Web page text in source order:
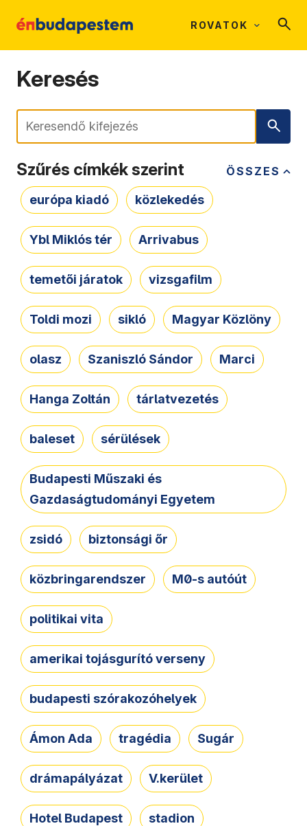
ROVATOK
Keresés
Keresés
ÖSSZES
Szűrés címkék szerint
európa kiadó közlekedés
Ybl Miklós tér Arrivabus
temetői járatok vizsgafilm
Toldi mozi sikló Magyar Közlöny
olasz Szaniszló Sándor Marci
Hanga Zoltán tárlatvezetés
baleset sérülések
Budapesti Műszaki és
Gazdaságtudományi Egyetem
zsidó biztonsági őr
közbringarendszer M0-s autóút
politikai vita
amerikai tojásgurító verseny
budapesti szórakozóhelyek
Ámon Ada tragédia Sugár
drámapályázat V.kerület
Hotel Budapest stadion